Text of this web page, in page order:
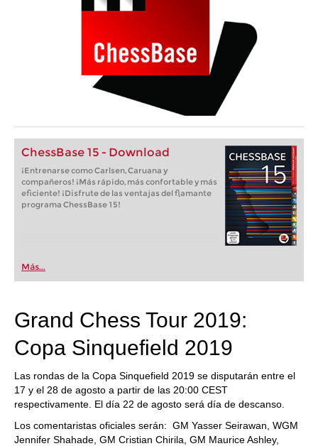
ChessBase 15 - Download
¡Entrenarse como Carlsen, Caruana y
compañeros! ¡Más rápido, más confortable y más
eficiente! ¡Disfrute de las ventajas del flamante
programa ChessBase 15!
Más...
Grand Chess Tour 2019:
Copa Sinquefield 2019
Las rondas de la Copa Sinquefield 2019 se disputarán entre el
17 y el 28 de agosto a partir de las 20:00 CEST
respectivamente. El día 22 de agosto será día de descanso.
Los comentaristas oficiales serán: GM Yasser Seirawan, WGM
Jennifer Shahade, GM Cristian Chirila, GM Maurice Ashley,